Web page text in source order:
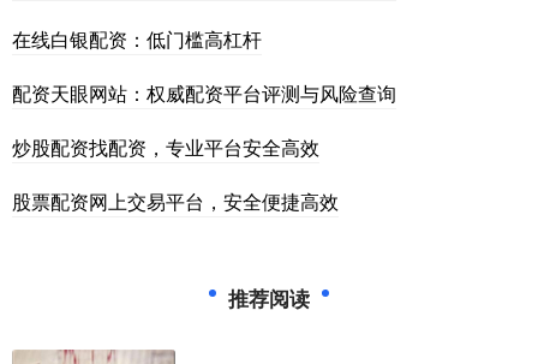
在线白银配资：低门槛高杠杆
配资天眼网站：权威配资平台评测与风险查询
炒股配资找配资，专业平台安全高效
股票配资网上交易平台，安全便捷高效
推荐阅读